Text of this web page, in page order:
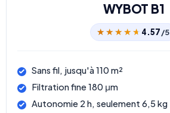
WYBOT B1
★★★★★
★★★★★ 4.57/5
Sans fil, jusqu'à 110 m²
Filtration fine 180 μm
Autonomie 2 h, seulement 6,5 kg